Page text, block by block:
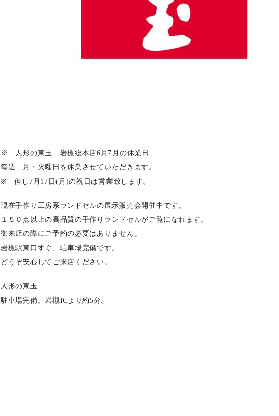
※ 人形の東玉 岩槻総本店6月7月の休業日
毎週 月・火曜日を休業させていただきます。
※ 但し7月17日(月)の祝日は営業致します。
現在手作り工房系ランドセルの展示販売会開催中です。
１５０点以上の高品質の手作りランドセルがご覧になれます。
御来店の際にご予約の必要はありません。
岩槻駅東口すぐ、駐車場完備です。
どうぞ安心してご来店ください。
人形の東玉
駐車場完備。岩槻ICより約5分。